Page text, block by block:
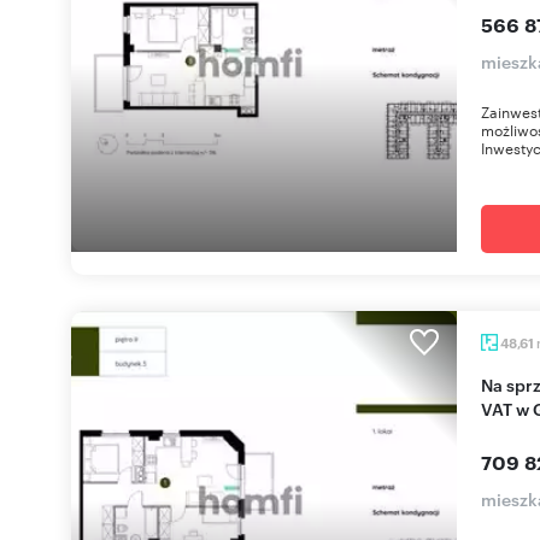
566
48,61
Na sprzedaż nowoczesny apartament 48,61 m² z
VAT w
709